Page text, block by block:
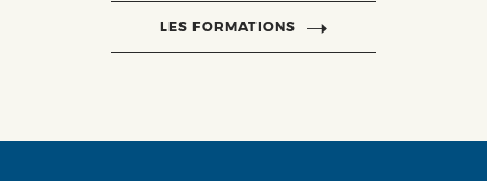
LES FORMATIONS